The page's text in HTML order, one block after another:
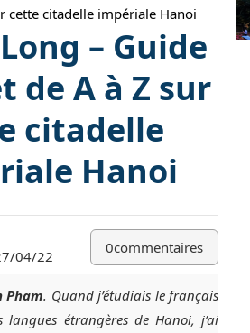
cette citadelle impériale Hanoi
– Guide
de A à Z sur
citadelle
Hanoi
04/22
0commentaires
Pham. Quand j’étudiais le français
langues étrangères de Hanoi, j’ai